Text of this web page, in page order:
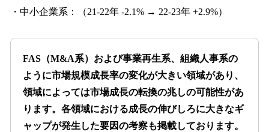
・中小企業系：（21-22年 -2.1% → 22-23年 +2.9%）
FAS（M&A系）および事業再生系、組織人事系の
ように市場規模成長率の変化が大きい領域があり、
領域によっては市場成長の転換の兆しの可能性があ
ります。各領域における成長の伸びしろに大きなギ
ャップが発生した要因の考察も掲載しております。